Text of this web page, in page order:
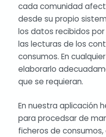
cada comunidad
desde su propio
los datos recibidos
las lecturas de los
consumos. En
elaborarlo
que se requieran.
En nuestra aplicación
para procedsar de
ficheros de